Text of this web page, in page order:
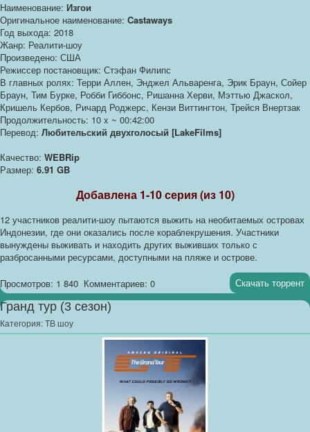
Наименование: Изгои
Оригинальное наименование: Castaways
Год выхода: 2018
Жанр: Реалити-шоу
Произведено: США
Режиссер постановщик: Стэфан Филипс
В главных ролях: Терри Аллен, Энджел Альваренга, Эрик Браун, Сойер
Браун, Тим Бурке, Робби Гиббонс, Ришанна Херви, Мэттью Джаскол,
Кришель Кербов, Ричард Роджерс, Кензи Виттингтон, Трейся Внертзак
Продолжительность: 10 x ~ 00:42:00
Перевод: Любительский двухголосый [LakeFilms]
Качество: WEBRip
Размер: 6.91 GB
Добавлена 1-10 серия (из 10)
12 участников реалити-шоу пытаются выжить на необитаемых островах
Индонезии, где они оказались после кораблекрушения. Участники
вынуждены выживать и находить других выживших только с
разбросанными ресурсами, доступными на пляже и острове.
Просмотров: 1 840 Комментариев: 0 Скачать торрент
Гранд тур (3 сезон)
Категория:ТВ шоу